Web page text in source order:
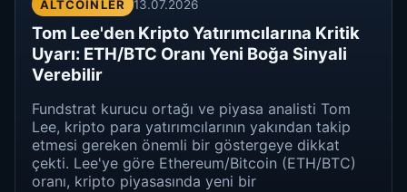
ALTCOINLER 13.07.2026
Tom Lee'den Kripto Yatırımcılarına Kritik
Uyarı: ETH/BTC Oranı Yeni Boğa Sinyali
Verebilir
Fundstrat kurucu ortağı ve piyasa analisti Tom
Lee, kripto para yatırımcılarının yakından takip
etmesi gereken önemli bir göstergeye dikkat
çekti. Lee'ye göre Ethereum/Bitcoin (ETH/BTC)
oranı, kripto piyasasında yeni bir